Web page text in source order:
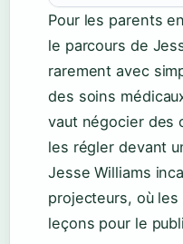
Pour les parents
le parcours de
rarement avec
des soins
vaut négocier des
les régler devant
Jesse Williams
projecteurs, où
leçons pour le